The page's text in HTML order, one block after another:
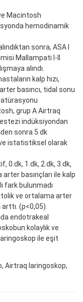
Macintosh
hemodinamik
sonra, ASA I
Mallampati I-II
alındı.
kalp hızı,
basıncı, tidal sonu
grup A Airtraq
indüksiyondan
sonra 5 dk
istatistiksel olarak
0.dk, 1.dk, 2.dk, 3.dk,
basınçları ile kalp
fark bulunmadı
ve ortalama arter
(p<0,05).
endotrakeal
kolaylık ve
ile eşit
Airtraq laringoskop,